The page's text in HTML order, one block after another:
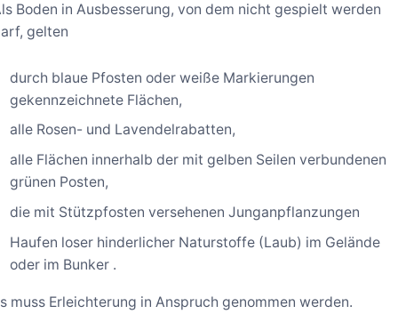
Boden in Ausbesserung, von dem nicht gespielt werden
gelten
durch blaue Pfosten oder weiße Markierungen
gekennzeichnete Flächen,
alle Rosen- und Lavendelrabatten,
alle Flächen innerhalb der mit gelben Seilen verbundenen
grünen Posten,
die mit Stützpfosten versehenen Junganpflanzungen
Haufen loser hinderlicher Naturstoffe (Laub) im Gelände
oder im Bunker .
muss Erleichterung in Anspruch genommen werden.